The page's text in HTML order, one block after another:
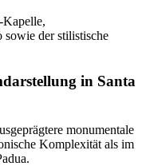
Kapelle,
sowie der stilistische
in Santa
monumentale
Komplexität als im